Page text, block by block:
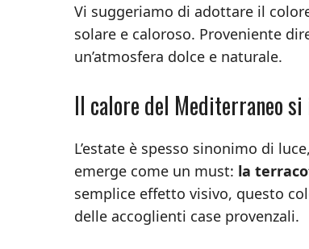
Vi suggeriamo di adottare il
solare e caloroso. Proveniente
un’atmosfera dolce e naturale.
Il calore del Mediterraneo
L’estate è spesso sinonimo di
emerge come un must: la
semplice effetto visivo, questo
delle accoglienti case provenzali.